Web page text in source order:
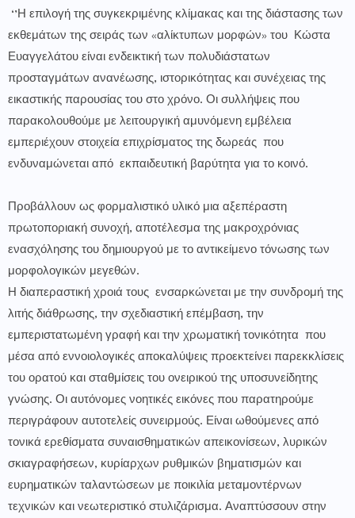
‘’Η επιλογή της συγκεκριμένης κλίμακας και της διάστασης των
εκθεμάτων της σειράς των «αλίκτυπων μορφών» του Κώστα
Ευαγγελάτου είναι ενδεικτική των πολυδιάστατων
προσταγμάτων ανανέωσης, ιστορικότητας και συνέχειας της
εικαστικής παρουσίας του στο χρόνο. Οι συλλήψεις που
παρακολουθούμε με λειτουργική αμυνόμενη εμβέλεια
εμπεριέχουν στοιχεία επιχρίσματος της δωρεάς που
ενδυναμώνεται από εκπαιδευτική βαρύτητα για το κοινό.
Προβάλλουν ως φορμαλιστικό υλικό μια αξεπέραστη
πρωτοποριακή συνοχή, αποτέλεσμα της μακροχρόνιας
ενασχόλησης του δημιουργού με το αντικείμενο τόνωσης των
μορφολογικών μεγεθών.
Η διαπεραστική χροιά τους ενσαρκώνεται με την συνδρομή της
λιτής διάθρωσης, την σχεδιαστική επέμβαση, την
εμπεριστατωμένη γραφή και την χρωματική τονικότητα που
μέσα από εννοιολογικές αποκαλύψεις προεκτείνει παρεκκλίσεις
του ορατού και σταθμίσεις του ονειρικού της υποσυνείδητης
γνώσης. Οι αυτόνομες νοητικές εικόνες που παρατηρούμε
περιγράφουν αυτοτελείς συνειρμούς. Είναι ωθούμενες από
τονικά ερεθίσματα συναισθηματικών απεικονίσεων, λυρικών
σκιαγραφήσεων, κυρίαρχων ρυθμικών βηματισμών και
ευρηματικών ταλαντώσεων με ποικιλία μεταμοντέρνων
τεχνικών και νεωτεριστικό στυλιζάρισμα. Αναπτύσσουν στην